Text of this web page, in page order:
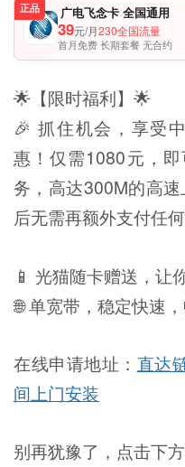
正品 广电飞念卡 全国通用
39元/月230全国流量
首月免费 长期套餐 无合约
🌟【限时福利】🌟
🎉 抓住机会，享受
惠！仅需1080元，
务，高达300M的高
后无需再额外支付任
📱 光猫随卡赠送，让
🌐 单宽带，稳定快速
在线申请地址： 直达
间上门安装
别再犹豫了，点击下